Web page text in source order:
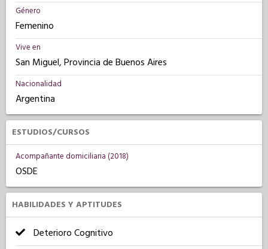
Género
Femenino
Vive en
San Miguel, Provincia de Buenos Aires
Nacionalidad
Argentina
ESTUDIOS/CURSOS
Acompañante domiciliaria (2018)
OSDE
HABILIDADES Y APTITUDES
Deterioro Cognitivo